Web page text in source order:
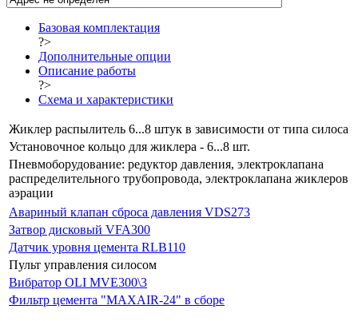
Базовая комплектация
?>
Дополнительные опции
Описание работы
?>
Схема и характеристики
Жиклер распылитель 6...8 штук в зависимости от типа силоса
Установочное кольцо для жиклера - 6...8 шт.
Пневмоборудование: редуктор давления, электроклапана
распределительного трубопровода, электроклапана жиклеров
аэрации
Авариный клапан сброса давления VDS273
Затвор дисковый VFA300
Датчик уровня цемента RLB110
Пульт управления силосом
Вибратор OLI MVE300\3
Фильтр цемента "MAXAIR-24" в сборе